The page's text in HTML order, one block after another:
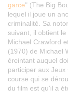
garce" (The Big
lequel il joue un
criminalité. Sa
suivant, il obtient
Michael Crawford
(1970) de Michael
éreintant auquel
participer aux
course qui se
du film est qu'il a